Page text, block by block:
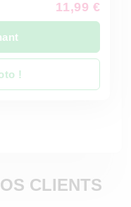
11,99 €
!
CLIENTS